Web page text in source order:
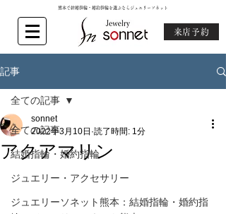
熊本で結婚指輪・婚約指輪を選ぶならジュエリーソネット
来店予約
記事
全ての記事
結婚指輪・婚約指輪
ジュエリー・アクセサリー
ジュエリーソネット熊本：結婚指輪・婚約指
全ての記事
アクアマリン
sonnet
2022年3月10日 読了時間: 1分